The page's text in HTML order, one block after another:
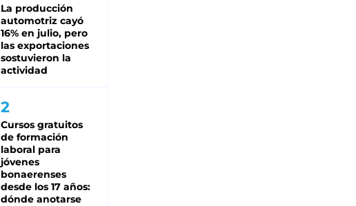
La producción
automotriz cayó
16% en julio, pero
las exportaciones
sostuvieron la
actividad
Cursos gratuitos
de formación
laboral para
jóvenes
bonaerenses
desde los 17 años:
dónde anotarse